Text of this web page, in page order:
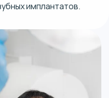
имплантатов.